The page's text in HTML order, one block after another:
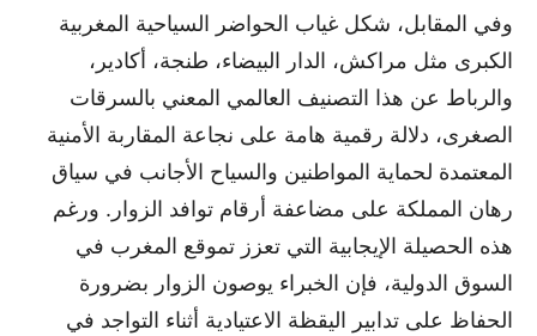
وفي المقابل، شكل غياب الحواضر السياحية المغربية
الكبرى مثل مراكش، الدار البيضاء، طنجة، أكادير،
والرباط عن هذا التصنيف العالمي المعني بالسرقات
الصغرى، دلالة رقمية هامة على نجاعة المقاربة الأمنية
المعتمدة لحماية المواطنين والسياح الأجانب في سياق
رهان المملكة على مضاعفة أرقام توافد الزوار. ورغم
هذه الحصيلة الإيجابية التي تعزز تموقع المغرب في
السوق الدولية، فإن الخبراء يوصون الزوار بضرورة
الحفاظ على تدابير اليقظة الاعتيادية أثناء التواجد في